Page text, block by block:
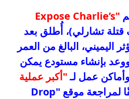
"Expose Charlie’s
تشارلي)، أُطلق بعد
اليميني، البالغ من العمر
ووعد بإنشاء مستودع يمكن
عمل لـ"أكبر عملية
، وفقًا لمراجعة موقع "Drop